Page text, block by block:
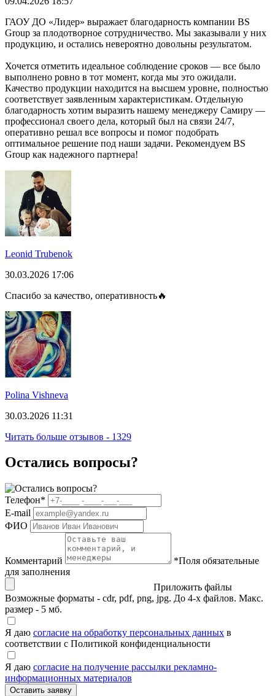
ГАОУ ДО «Лидер» выражает благодарность компании BS
Group за плодотворное сотрудничество. Мы заказывали у них
продукцию, и остались невероятно довольны результатом.
Хочется отметить идеальное соблюдение сроков — все было
выполнено ровно в тот момент, когда мы это ожидали.
Качество продукции находится на высшем уровне, полностью
соответствует заявленным характеристикам. Отдельную
благодарность хотим выразить нашему менеджеру Самиру —
профессионал своего дела, который был на связи 24/7,
оперативно решал все вопросы и помог подобрать
оптимальное решение под наши задачи. Рекомендуем BS
Group как надежного партнера!
Leonid Trubenok
30.03.2026 17:06
Спасибо за качество, оперативность🔥
Polina Vishneva
30.03.2026 11:31
Читать больше отзывов - 1329
Остались вопросы?
Телефон*
E-mail
ФИО
Комментарий *Поля обязательные
для заполнения
Приложить файлы
Возможные форматы - cdr, pdf, png, jpg. До 4-х файлов. Макс.
размер - 5 мб.
Я даю согласие на обработку персональных данных в
соответствии с Политикой конфиденциальности
Я даю согласие на получение рассылки рекламно-
информационных материалов